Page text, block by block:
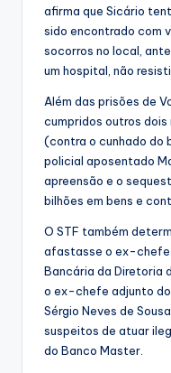
afirma que Sicário
sido encontrado com
socorros no local,
um hospital, não
Além das prisões de
cumpridos outros
(contra o cunhado do
policial aposentado
apreensão e o
bilhões em bens e
O STF também
afastasse o ex-chefe
Bancária da Diretoria
o ex-chefe adjunto
Sérgio Neves de
suspeitos de atuar
do Banco Master.